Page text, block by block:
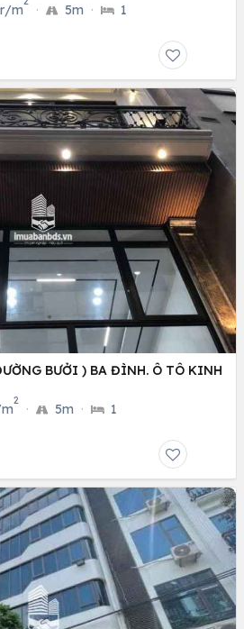
m · 5m · 1
BƯỞI ) BA ĐÌNH. Ô TÔ KINH
2
· 5m · 1